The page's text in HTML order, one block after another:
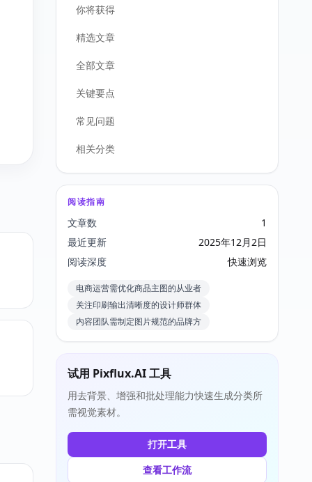
你将获得
精选文章
全部文章
关键要点
常见问题
相关分类
阅读指南
文章数
1
最近更新
2025年12月2日
阅读深度
快速浏览
电商运营需优化商品主图的从业者
关注印刷输出清晰度的设计师群体
内容团队需制定图片规范的品牌方
试用 Pixflux.AI 工具
用去背景、增强和批处理能力快速生成分类所
需视觉素材。
打开工具
查看工作流